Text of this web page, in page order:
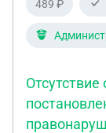
489 ₽